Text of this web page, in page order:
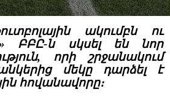
ակումբն ու
ԲԲԸ-ն սկսել են նոր
որի շրջանակում
մեկը դարձել է
հովանավորը։